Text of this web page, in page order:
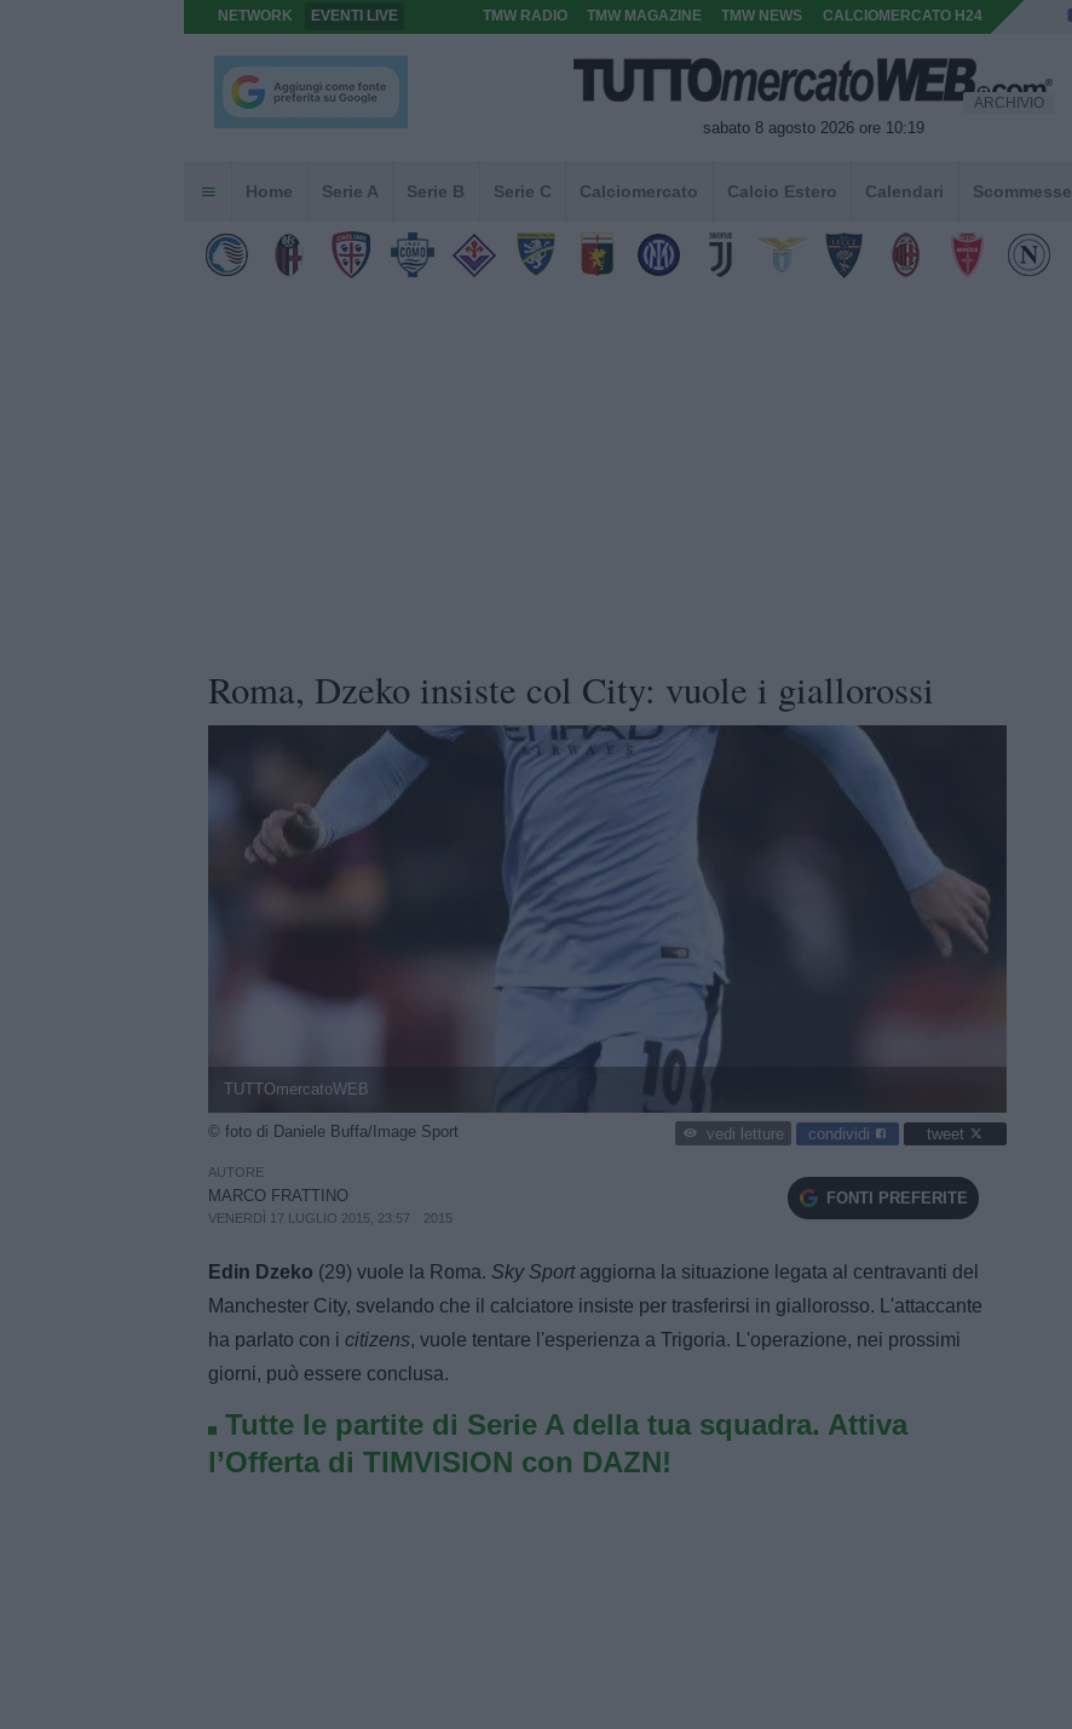
NETWORK EVENTI LIVE TMW RADIO TMW MAGAZINE TMW NEWS CALCIOMERCATO H24
sabato 8 agosto 2026 ore 10:19
ARCHIVIO
Home Serie A Serie B Serie C Calciomercato Calcio Estero Calendari Scommesse
Roma, Dzeko insiste col City: vuole i giallorossi
TUTTOmercatoWEB
© foto di Daniele Buffa/Image Sport vedi letture condividi tweet
AUTORE
MARCO FRATTINO
VENERDÌ 17 LUGLIO 2015, 23:57 2015
FONTI PREFERITE
Edin Dzeko (29) vuole la Roma. Sky Sportaggiorna la situazione legata al centravanti del
Manchester City, svelando che il calciatore insiste per trasferirsi in giallorosso. L'attaccante
ha parlato con i citizens, vuole tentare l'esperienza a Trigoria. L'operazione, nei prossimi
giorni, può essere conclusa.
Tutte le partite di Serie A della tua squadra. Attiva
l’Offerta di TIMVISION con DAZN!